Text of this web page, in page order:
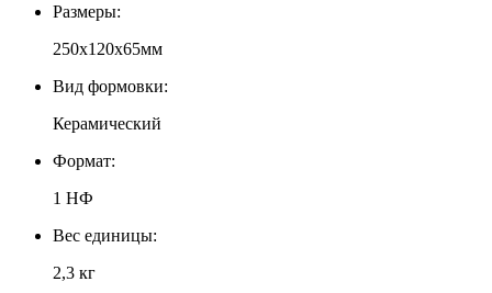
Размеры:
250х120х65мм
Вид формовки:
Керамический
Формат:
1 НФ
Вес единицы:
2,3 кг